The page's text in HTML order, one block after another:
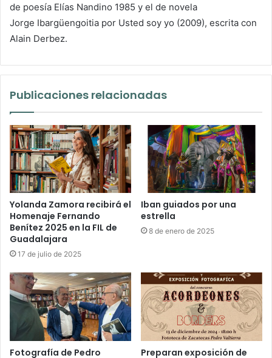
de poesía Elías Nandino 1985 y el de novela
Jorge Ibargüengoitia por Usted soy yo (2009), escrita con
Alain Derbez.
Publicaciones relacionadas
Yolanda Zamora recibirá el
Homenaje Fernando
Benítez 2025 en la FIL de
Guadalajara
17 de julio de 2025
Iban guiados por una
estrella
8 de enero de 2025
Fotografía de Pedro Preparan exposición de